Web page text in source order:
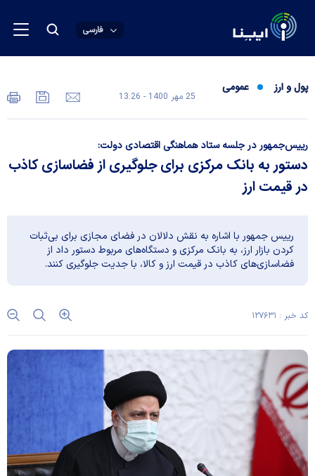
فارسی
پول و ارز عمومی
25 مهر 1400 - 13:26
رییس‌جمهور در جلسه ستاد هماهنگی اقتصادی دولت:
دستور به بانک مرکزی برای جلوگیری از فضاسازی‌ کاذب
در قیمت ارز
رییس جمهور با اشاره به نقش دلالان در فضای مجازی برای بی‌ثبات
کردن بازار ارز، به بانک مرکزی و دستگاه‌های مربوط دستور داد از
فضاسازی‌های کاذب در قیمت ارز و کالا، با جدیت جلوگیری کنند.
کد خبر : ۱۲۷۶۳۱